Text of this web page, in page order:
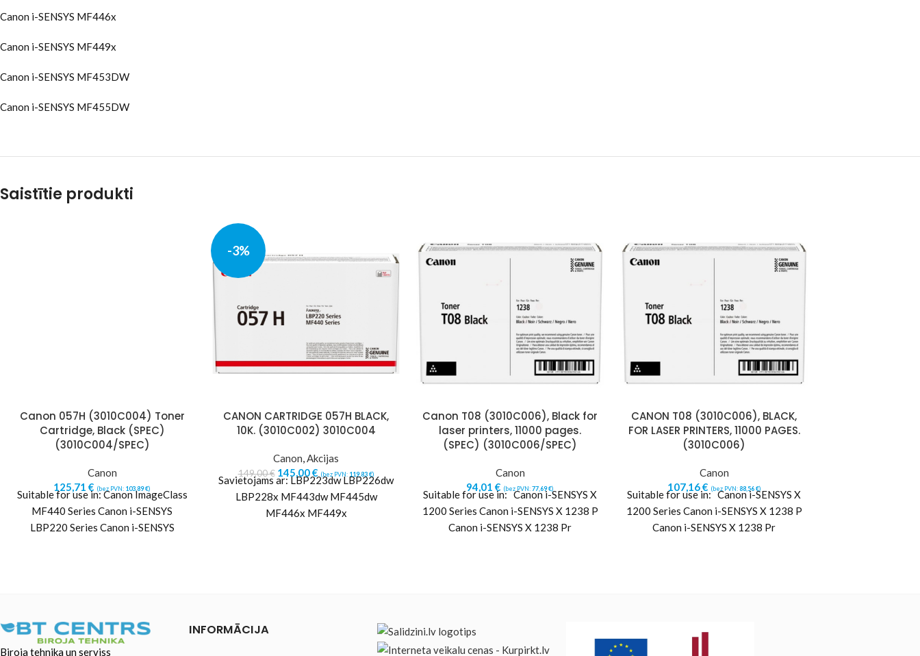
Canon i-SENSYS MF446x
Canon i-SENSYS MF449x
Canon i-SENSYS MF453DW
Canon i-SENSYS MF455DW
Saistītie produkti
Canon 057H (3010C004) Toner
Cartridge, Black (SPEC)
(3010C004/SPEC)
Canon
125,71 € (bez PVN: 103,89€)
Suitable for use in: Canon ImageClass
MF440 Series Canon i-SENSYS
LBP220 Series Canon i-SENSYS
-3%
CANON CARTRIDGE 057H BLACK,
10K. (3010C002) 3010C004
Canon,Akcijas
149,00€ 145,00€ (bez PVN: 119,83€)
Savietojams ar: LBP223dw LBP226dw
LBP228x MF443dw MF445dw
MF446x MF449x
Canon T08 (3010C006), Black for
laser printers, 11000 pages.
(SPEC) (3010C006/SPEC)
Canon
94,01 € (bez PVN:77,69€)
Suitable for use in: Canon i-SENSYS X
1200 Series Canon i-SENSYS X 1238 P
Canon i-SENSYS X 1238 Pr
CANON T08 (3010C006), BLACK,
FOR LASER PRINTERS, 11000 PAGES.
(3010C006)
Canon
107,16€ (bez PVN: 88,56€)
Suitable for use in: Canon i-SENSYS X
1200 Series Canon i-SENSYS X 1238 P
Canon i-SENSYS X 1238 Pr
Biroja tehnika un serviss
INFORMĀCIJA